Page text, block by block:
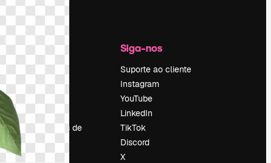
Empresa
Sobre nós
Emprego
Tendências de
pesquisa
Blog
Siga-nos
Suporte ao cliente
Instagram
YouTube
LinkedIn
TikTok
Discord
X